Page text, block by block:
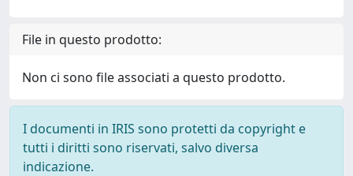
File in questo prodotto:
Non ci sono file associati a questo prodotto.
I documenti in IRIS sono protetti da copyright e
tutti i diritti sono riservati, salvo diversa
indicazione.